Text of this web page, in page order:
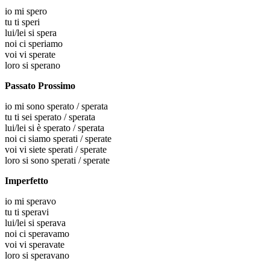
io mi spero
tu ti speri
lui/lei si spera
noi ci speriamo
voi vi sperate
loro si sperano
Passato Prossimo
io mi sono sperato / sperata
tu ti sei sperato / sperata
lui/lei si è sperato / sperata
noi ci siamo sperati / sperate
voi vi siete sperati / sperate
loro si sono sperati / sperate
Imperfetto
io mi speravo
tu ti speravi
lui/lei si sperava
noi ci speravamo
voi vi speravate
loro si speravano